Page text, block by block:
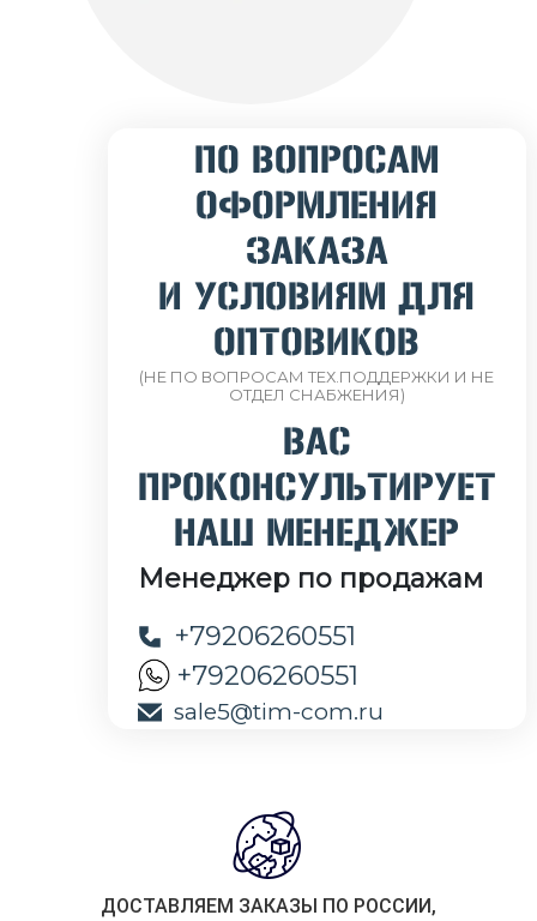
ПО ВОПРОСАМ
ОФОРМЛЕНИЯ
ЗАКАЗА
И УСЛОВИЯМ ДЛЯ
ОПТОВИКОВ
(НЕ ПО ВОПРОСАМ ТЕХ.ПОДДЕРЖКИ И НЕ
ОТДЕЛ СНАБЖЕНИЯ)
ВАС
ПРОКОНСУЛЬТИРУЕТ
НАШ МЕНЕДЖЕР
Менеджер по продажам
+79206260551
+79206260551
sale5@tim-com.ru
ДОСТАВЛЯЕМ ЗАКАЗЫ ПО РОССИИ,